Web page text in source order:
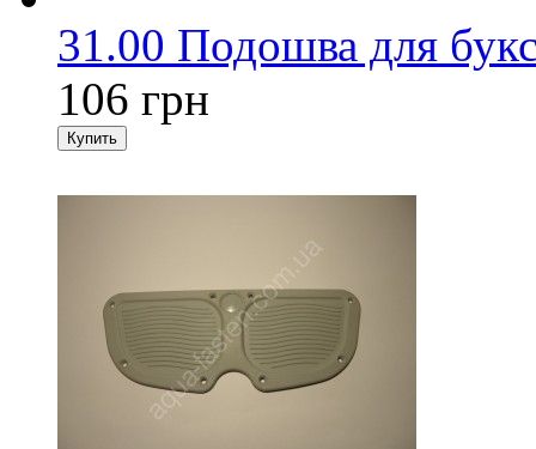
31.00 Подошва для
106 грн